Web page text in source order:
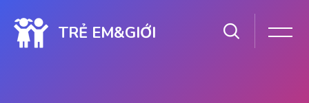
TRẺ EM&GIỚI